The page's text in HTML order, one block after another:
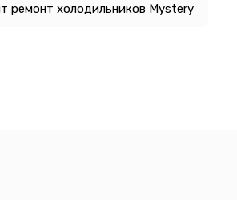
ремонт холодильников Mystery